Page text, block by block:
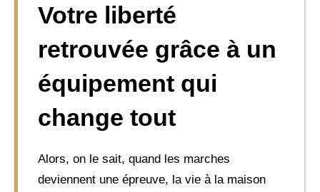
Votre liberté
retrouvée grâce à un
équipement qui
change tout
Alors, on le sait, quand les marches
deviennent une épreuve, la vie à la maison